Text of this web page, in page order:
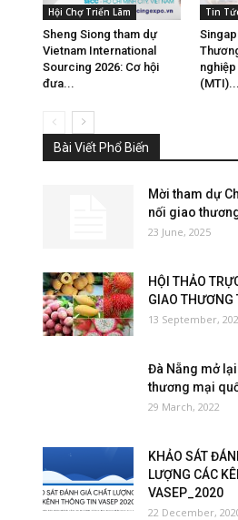
Hội Chợ Triển Lãm
Sheng Siong tham dự
Vietnam International
Sourcing 2026: Cơ hội
đưa...
Tin
(MTI)...
Bài Viết Phổ Biến
Mời tham dự
nối giao
23 June, 2025
HỘI THẢO
GIAO THƯƠNG
13 September,
Đà Nẵng mở
thương mại
29 March, 2022
KHẢO SÁT
LƯỢNG CÁC
VASEP_2020
22 December,